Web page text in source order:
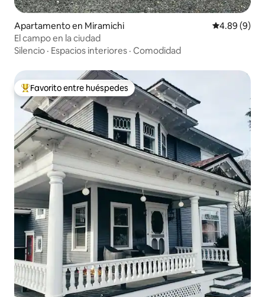
Apartamento en Miramichi Calificación
4.89 (9)
El campo en la ciudad
Silencio · Espacios interiores · Comodidad
Favorito entre huéspedes preferido
Favorito entre huéspedes